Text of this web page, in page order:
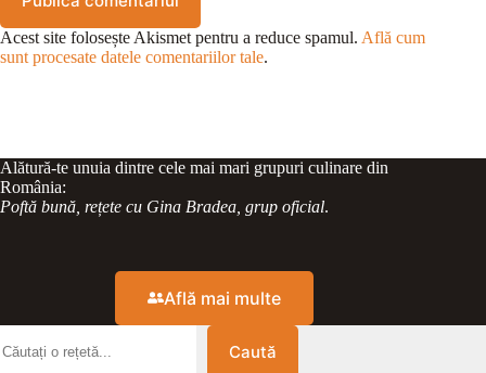
Acest site folosește Akismet pentru a reduce spamul. Află cum
sunt procesate datele comentariilor tale.
Alătură-te unuia dintre cele mai mari grupuri culinare din
România:
Poftă bună, rețete cu Gina Bradea, grup oficial.
Află mai multe
Caută